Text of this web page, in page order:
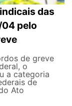
das
04 pelo
de greve
o
a categoria
de
Ato